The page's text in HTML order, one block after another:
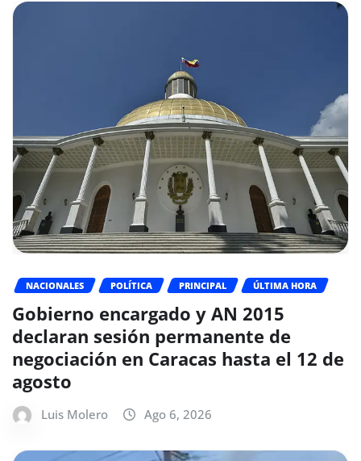
NACIONALES POLÍTICA PRINCIPAL ÚLTIMA HORA
Gobierno encargado y AN 2015
declaran sesión permanente de
negociación en Caracas hasta el 12 de
agosto
Luis Molero Ago 6, 2026